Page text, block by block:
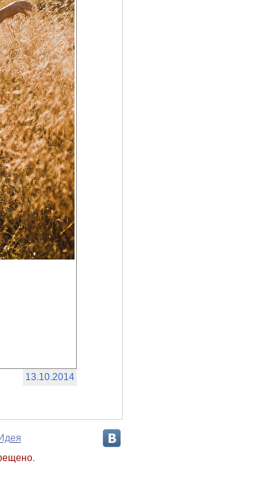
13.10.2014
Идея